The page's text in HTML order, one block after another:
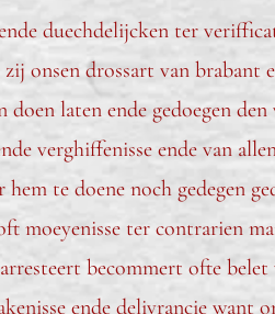
duechdelijcken ter
onsen drossart van brabant
laten ende gedoegen
verghiffenisse ende van
hem te doene noch gedegen
moeyenisse ter contrarien
becommert ofte
ende delivrancie want